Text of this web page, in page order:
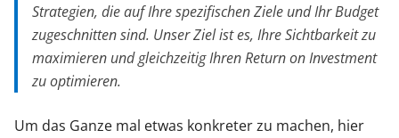
Strategien, die auf Ihre spezifischen Ziele und Ihr Budget
zugeschnitten sind. Unser Ziel ist es, Ihre Sichtbarkeit zu
maximieren und gleichzeitig Ihren Return on Investment
zu optimieren.
Um das Ganze mal etwas konkreter zu machen, hier